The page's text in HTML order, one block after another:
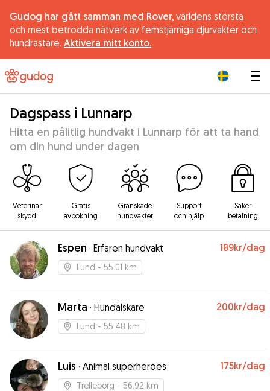
Gudog har gått samman med Rover, världens största
och mest betrodda nätverk av femstjärniga djurvakter och
hundrastare. Aktivera mitt konto.
Dagspass i Lunnarp
Hitta en pålitlig hundvakt i Lunnarp för att ta hand
om din hund under dagen
Veterinär
skydd
Gratis
avbokning
Granskade
hundvakter
Support
och hjälp
Säker
betalning
Espen · Erfaren hundvakt 189kr/dag
Lund - 55.01 km
Marta · Hundälskare 200kr/dag
Lund - 55.48 km
Luis · Animal superheroes 175kr/dag
Trelleborg - 56.92 km